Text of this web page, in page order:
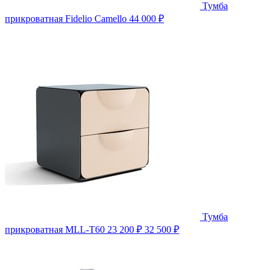
Тумба
прикроватная Fidelio Camello 44 000 ₽
Тумба
прикроватная MLL-T60 23 200 ₽ 32 500 ₽